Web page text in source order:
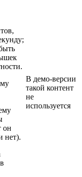
он
нет).
В демо-версии
такой контент
не
используется